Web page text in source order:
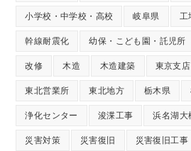
小学校・中学校・高校 岐阜県 工
幹線耐震化 幼保・こども園・託児所
改修 木造 木造建築 東京支店
東北営業所 東北地方 栃木県
浄化センター 浚渫工事 浜名湖大
災害対策 災害復旧 災害復旧工事